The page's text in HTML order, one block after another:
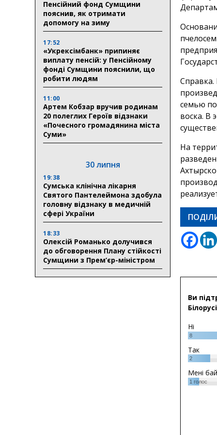
Пенсійний фонд Сумщини
пояснив, як отримати
допомогу на зиму
17:52
«Укрексімбанк» припиняє
виплату пенсій: у Пенсійному
фонді Сумщини пояснили, що
робити людям
11:00
Артем Кобзар вручив родинам
20 полеглих Героїв відзнаки
«Почесного громадянина міста
Суми»
30 липня
19:38
Сумська клінічна лікарня
Святого Пантелеймона здобула
головну відзнаку в медичній
сфері України
18:33
Олексій Романько долучився
до обговорення Плану стійкості
Сумщини з Прем’єр-міністром
Справка.
семью по
воска. В
На
Ви
Ні
8
Так
2
Мені
1голос